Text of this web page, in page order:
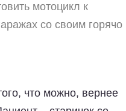
мотоцикл к
со своим горячо
что можно, вернее